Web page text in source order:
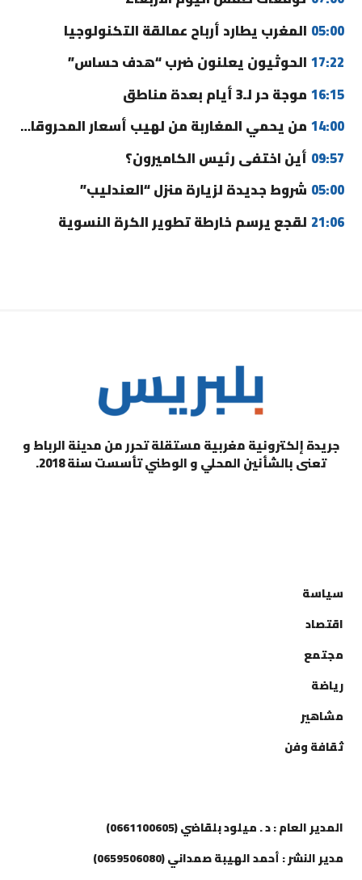
05:00 المغرب يطارد أرباح عمالقة التكنولوجيا
17:22 الحوثيون يعلنون ضرب “هدف حساس”
16:15 موجة حر لـ3 أيام بعدة مناطق
14:00 من يحمي المغاربة من لهيب أسعار المحروقات؟
09:57 أين اختفى رئيس الكاميرون؟
05:00 شروط جديدة لزيارة منزل “العندليب”
21:06 لقجع يرسم خارطة تطوير الكرة النسوية
جريدة إلكترونية مغربية مستقلة تحرر من مدينة الرباط و
تعنى بالشأنين المحلي و الوطني تأسست سنة 2018.
سياسة
اقتصاد
مجتمع
رياضة
مشاهير
ثقافة وفن
المدير العام : د . ميلود بلقاضي (0661100605)
مدير النشر : أحمد الهيبة صمداني (0659506080)